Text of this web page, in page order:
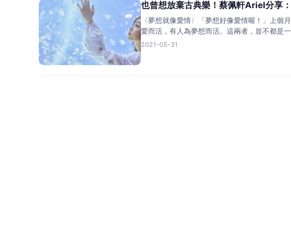
也曾想放棄古典樂！蔡佩軒Ariel分享
〈夢想就像愛情〉「夢想好像愛情喔！」上
愛而活，有人為夢想而活。這兩者，豈不都是
2021-05-31